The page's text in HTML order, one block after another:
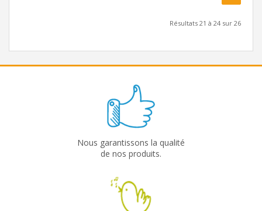
Résultats 21 à 24 sur 26
Nous garantissons la qualité
de nos produits.